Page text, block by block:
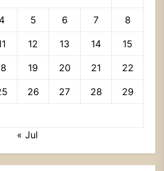
4 5 6 7 8
12 13 14 15
19 20 21 22
26 27 28 29
« Jul